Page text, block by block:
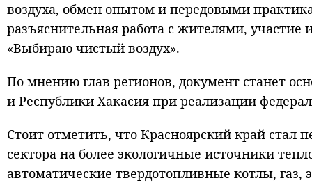
воздуха, обмен опытом и передовыми
разъяснительная работа с жителями,
«Выбираю чистый воздух».
По мнению глав регионов, документ станет
и Республики Хакасия при реализации
Стоит отметить, что Красноярский край стал
сектора на более экологичные источники
автоматические твердотопливные котлы, газ,